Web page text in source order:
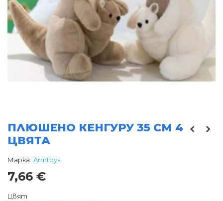
ПЛЮШЕНО КЕНГУРУ 35 СМ 4
ЦВЯТА
Марка: Armtoys
7,66 €
Цвят